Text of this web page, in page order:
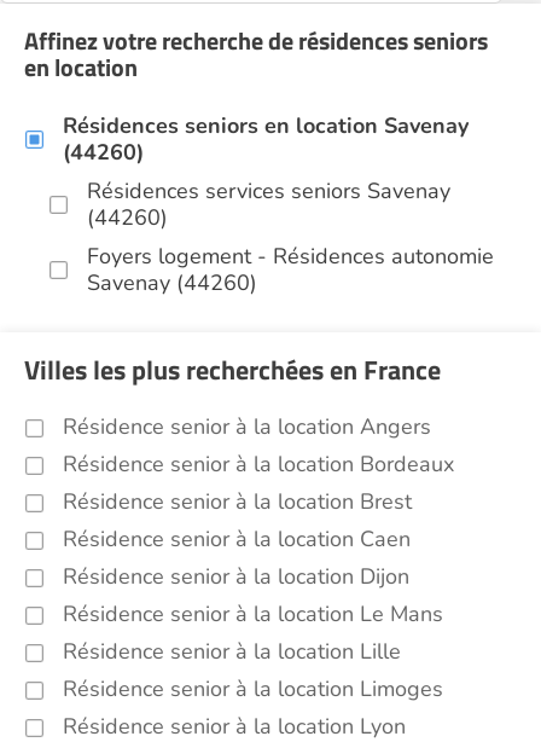
Affinez votre recherche de résidences seniors
en location
Résidences seniors en location Savenay
(44260)
Résidences services seniors Savenay
(44260)
Foyers logement - Résidences autonomie
Savenay (44260)
Villes les plus recherchées en France
Résidence senior à la location Angers
Résidence senior à la location Bordeaux
Résidence senior à la location Brest
Résidence senior à la location Caen
Résidence senior à la location Dijon
Résidence senior à la location Le Mans
Résidence senior à la location Lille
Résidence senior à la location Limoges
Résidence senior à la location Lyon